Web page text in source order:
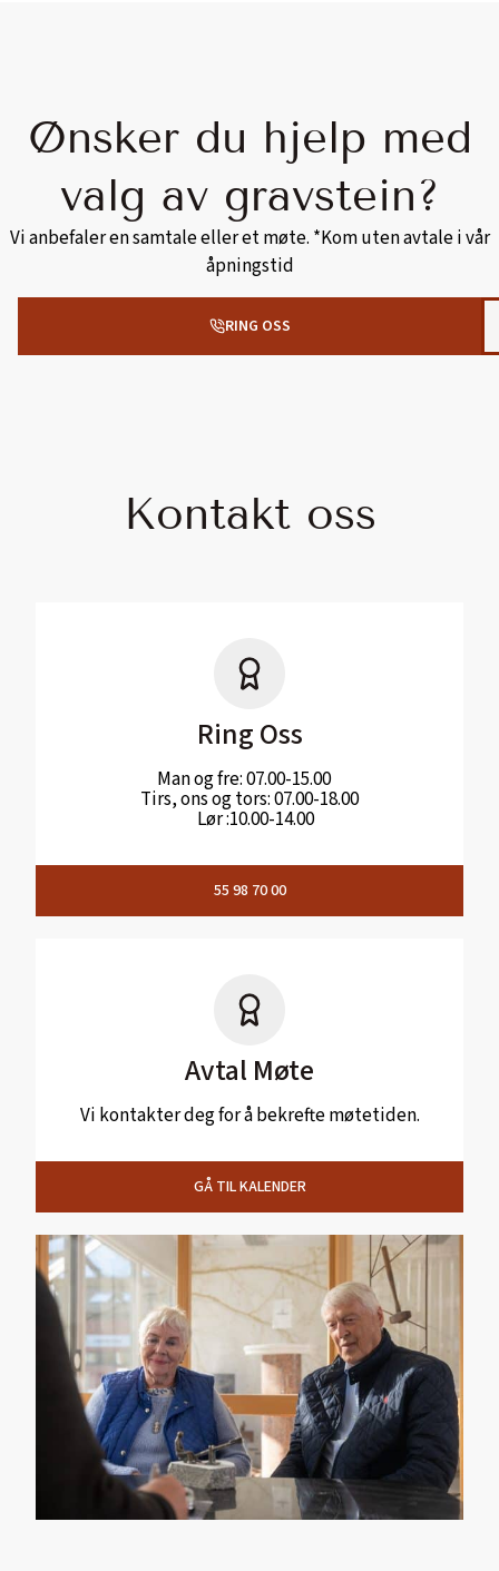
Ønsker du hjelp med
valg av gravstein?
Vi anbefaler en samtale eller et møte. *Kom uten avtale i vår
åpningstid
RING OSS
Kontakt oss
Ring Oss
Man og fre: 07.00-15.00
Tirs, ons og tors: 07.00-18.00
Lør :10.00-14.00
55 98 70 00
Avtal Møte
Vi kontakter deg for å bekrefte møtetiden.
GÅ TIL KALENDER